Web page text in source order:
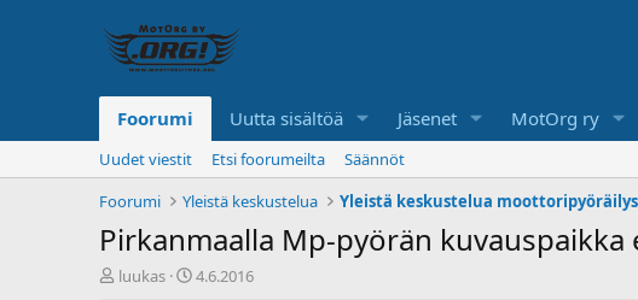
Foorumi Uutta sisältöä Jäsenet MotOrg ry
Uudet viestit Etsi foorumeilta
Säännöt
Foorumi
Yleistä keskustelua Yleistä keskustelua
Pirkanmaalla Mp-pyörän kuvauspaikka
Kluukas
A
4.6.2016